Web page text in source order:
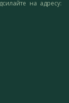
на адресу: